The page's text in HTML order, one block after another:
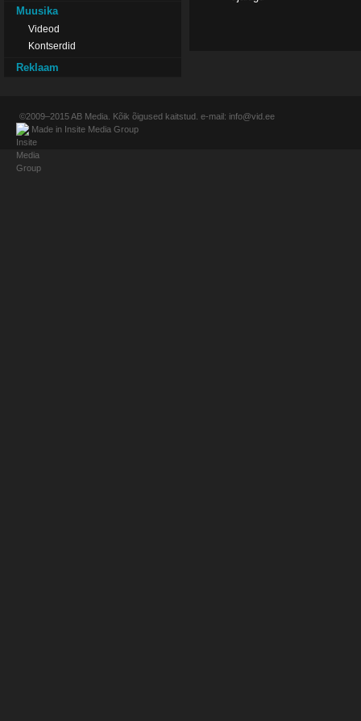
Muusika
Videod
Kontserdid
Reklaam
©2009–2015AB Media . Kõik õigused kaitstud. e-mail: info@vid.ee
Made in Insite Media Group